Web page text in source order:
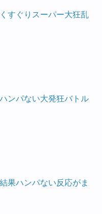
すぐりスーパー大狂乱
ンパない大発狂バトル
果ハンパない反応がま